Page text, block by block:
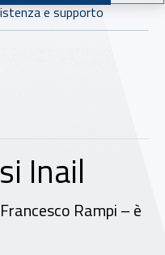
e supporto
Inail
Rampi – è